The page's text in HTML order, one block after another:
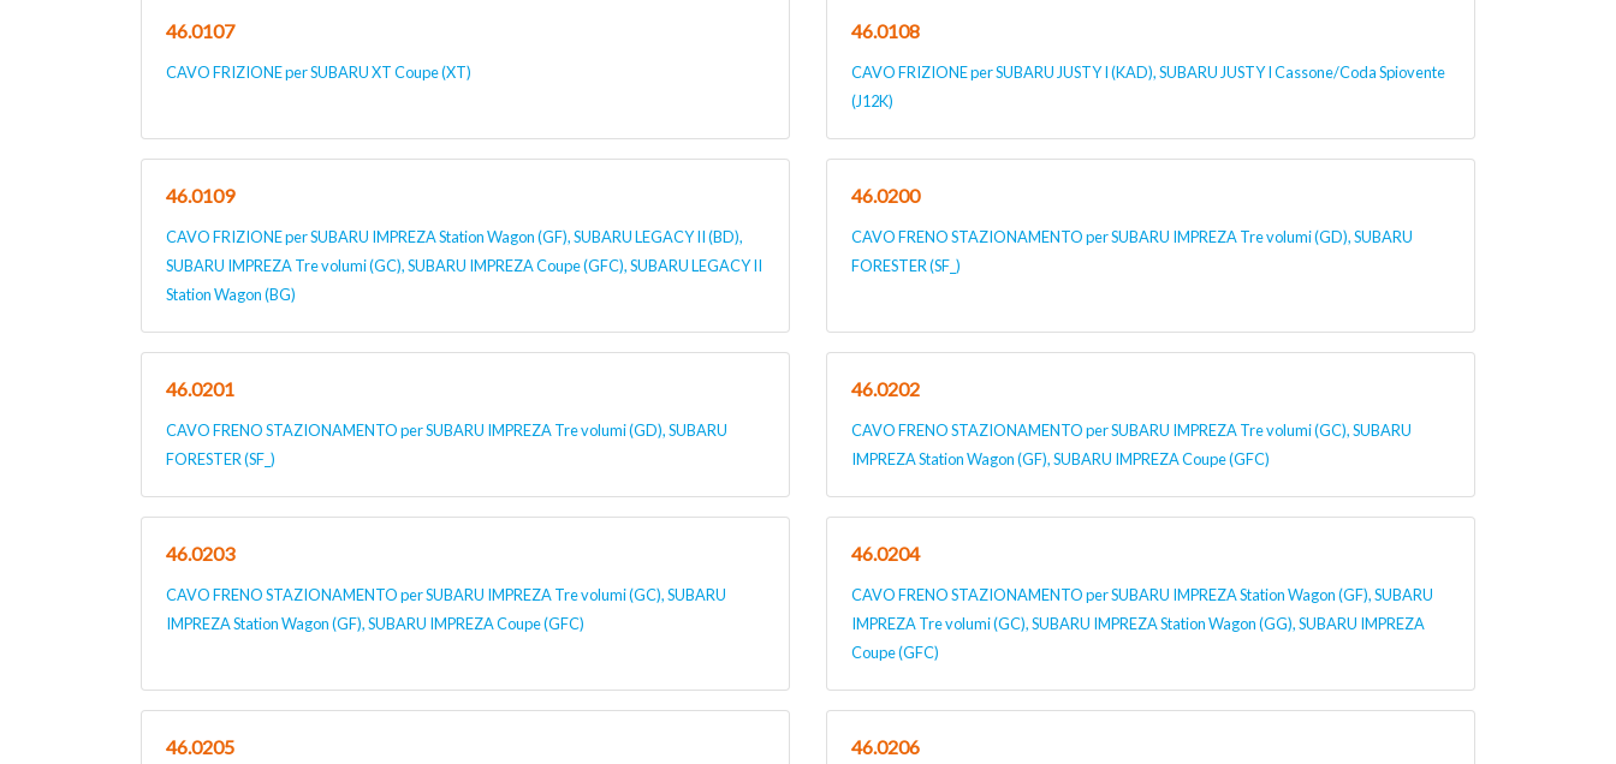
46.0107
CAVO FRIZIONE per SUBARU XT Coupe (XT)
46.0108
CAVO FRIZIONE per SUBARU JUSTY I (KAD), SUBARU JUSTY I Cassone/Coda Spiovente
(J12K)
46.0109
CAVO FRIZIONE per SUBARU IMPREZA Station Wagon (GF), SUBARU LEGACY II (BD),
SUBARU IMPREZA Tre volumi (GC), SUBARU IMPREZA Coupe (GFC), SUBARU LEGACY II
Station Wagon (BG)
46.0200
CAVO FRENO STAZIONAMENTO per SUBARU IMPREZA Tre volumi (GD), SUBARU
FORESTER (SF_)
46.0201
CAVO FRENO STAZIONAMENTO per SUBARU IMPREZA Tre volumi (GD), SUBARU
FORESTER (SF_)
46.0202
CAVO FRENO STAZIONAMENTO per SUBARU IMPREZA Tre volumi (GC), SUBARU
IMPREZA Station Wagon (GF), SUBARU IMPREZA Coupe (GFC)
46.0203
CAVO FRENO STAZIONAMENTO per SUBARU IMPREZA Tre volumi (GC), SUBARU
IMPREZA Station Wagon (GF), SUBARU IMPREZA Coupe (GFC)
46.0204
CAVO FRENO STAZIONAMENTO per SUBARU IMPREZA Station Wagon (GF), SUBARU
IMPREZA Tre volumi (GC), SUBARU IMPREZA Station Wagon (GG), SUBARU IMPREZA
Coupe (GFC)
46.0205 46.0206